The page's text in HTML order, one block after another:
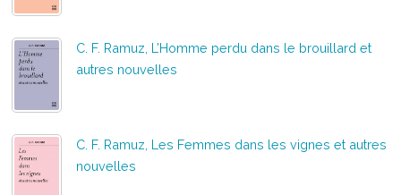
C. F. Ramuz, L’Homme perdu dans le brouillard et
autres nouvelles
C. F. Ramuz, Les Femmes dans les vignes et autres
nouvelles